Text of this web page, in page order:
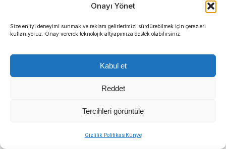
Onayı Yönet
Size en iyi deneyimi sunmak ve reklam gelirlerimizi sürdürebilmek için çerezleri
kullanıyoruz. Onay vererek teknolojik altyapımıza destek olabilirsiniz.
Kabul et
Reddet
Tercihleri görüntüle
Gizlilik PolitikasıKünye
tehdit: ‘Başını kesmeden
sürüyor, 3 kişi ağır